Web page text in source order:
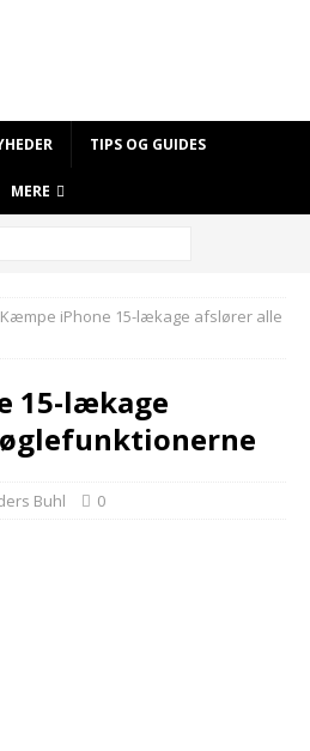
TIPS OG GUIDES
MERE
Kæmpe iPhone 15-lækage afslører alle
15-lækage
Buhl 0